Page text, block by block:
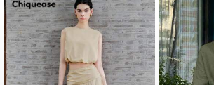
4,79 110K Takipçiler
110K Takipçiler